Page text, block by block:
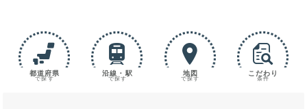
都道府県
で探す
沿線・駅
で探す
地図
で探す
こだわり
条件